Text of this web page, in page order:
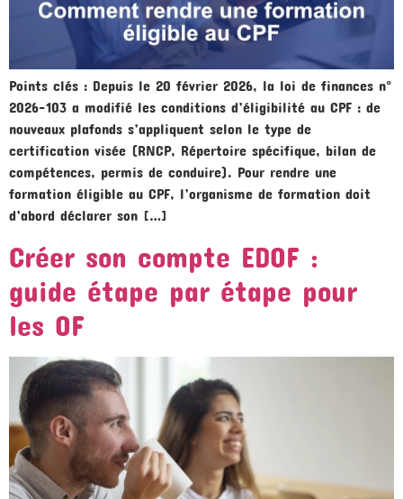
Points clés : Depuis le 20 février 2026, la loi de finances n°
2026-103 a modifié les conditions d’éligibilité au CPF : de
nouveaux plafonds s’appliquent selon le type de
certification visée (RNCP, Répertoire spécifique, bilan de
compétences, permis de conduire). Pour rendre une
formation éligible au CPF, l’organisme de formation doit
d’abord déclarer son […]
Créer son compte EDOF :
guide étape par étape pour
les OF